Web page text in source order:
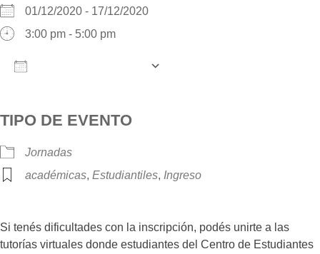
01/12/2020 - 17/12/2020
3:00 pm - 5:00 pm
TIPO DE EVENTO
Jornadas
académicas, Estudiantiles, Ingreso
Si tenés dificultades con la inscripción, podés unirte a las
tutorías virtuales donde estudiantes del Centro de Estudiantes